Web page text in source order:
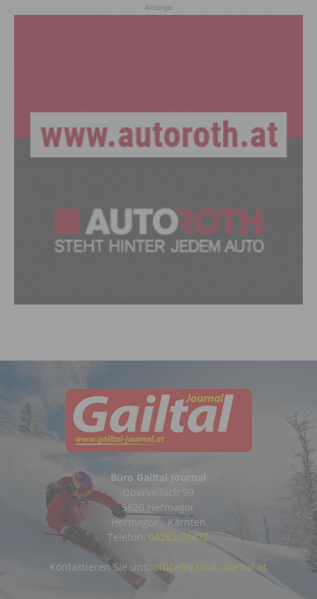
Anzeige
Büro Gailtal Journal
Obervellach 99
9620 Hermagor
Hermagor - Kärnten
Telefon: 04282/20472
Kontaktieren Sie uns: office@gailtal-journal.at